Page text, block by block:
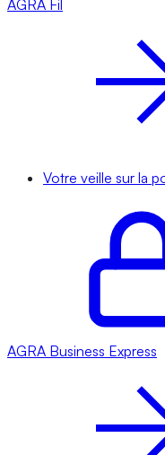
AGRA Fil
Votre veille sur la
AGRA Business Express